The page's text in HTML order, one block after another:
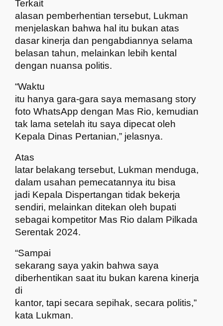
Terkait
alasan pemberhentian tersebut, Lukman
menjelaskan bahwa hal itu bukan atas
dasar kinerja dan pengabdiannya selama
belasan tahun, melainkan lebih kental
dengan nuansa politis.
“Waktu
itu hanya gara-gara saya memasang story
foto WhatsApp dengan Mas Rio, kemudian
tak lama setelah itu saya dipecat oleh
Kepala Dinas Pertanian,” jelasnya.
Atas
latar belakang tersebut, Lukman menduga,
dalam usahan pemecatannya itu bisa
jadi Kepala Dispertangan tidak bekerja
sendiri, melainkan ditekan oleh bupati
sebagai kompetitor Mas Rio dalam Pilkada
Serentak 2024.
“Sampai
sekarang saya yakin bahwa saya
diberhentikan saat itu bukan karena kinerja
di
kantor, tapi secara sepihak, secara politis,”
kata Lukman.